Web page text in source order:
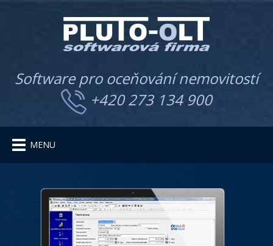
Software pro oceňování nemovitostí
+420 273 134 900
Toggle
MENU